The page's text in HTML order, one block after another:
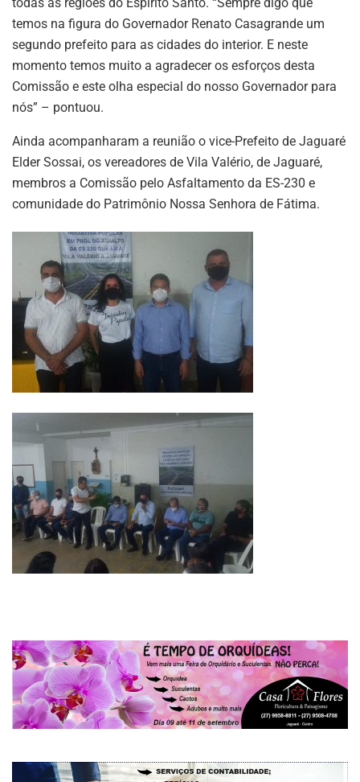
temos na figura do Governador Renato Casagrande um
segundo prefeito para as cidades do interior. E neste
momento temos muito a agradecer os esforços desta
Comissão e este olha especial do nosso Governador para
nós” – pontuou.
Ainda acompanharam a reunião o vice-Prefeito de Jaguaré
Elder Sossai, os vereadores de Vila Valério, de Jaguaré,
membros a Comissão pelo Asfaltamento da ES-230 e
comunidade do Patrimônio Nossa Senhora de Fátima.